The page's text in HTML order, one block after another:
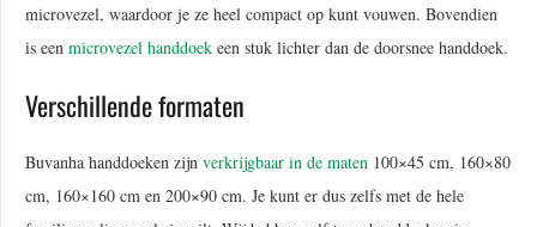
microvezel, waardoor je ze heel compact op kunt vouwen. Bovendien
is een microvezel handdoek een stuk lichter dan de doorsnee handdoek.
Verschillende formaten
Buvanha handdoeken zijn verkrijgbaar in de maten 100×45 cm, 160×80
cm, 160×160 cm en 200×90 cm. Je kunt er dus zelfs met de hele